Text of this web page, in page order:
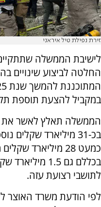
זירת נפילת טיל איראני
לישיבת הממשלה
החלטה לביצוע שינויים
במקביל להצעת תוספת
בכ-31 מיליארד
כמעט 28 מיליארד
בכללם גם 1.5
לתושבי רצועת עזה.
לפי הודעת משרד האוצר